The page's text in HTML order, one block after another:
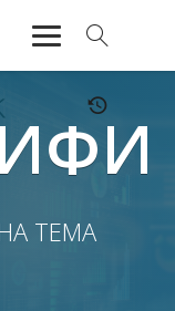
ТЕМА